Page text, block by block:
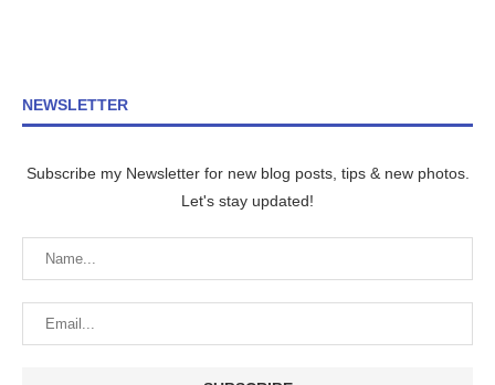
NEWSLETTER
Subscribe my Newsletter for new blog posts, tips & new photos.
Let's stay updated!